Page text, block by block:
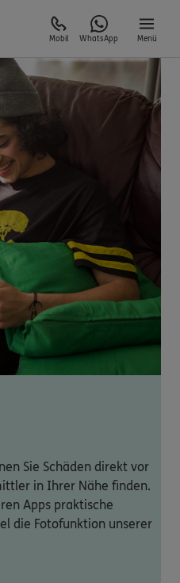
Mobil WhatsApp Menü
Sie Schäden direkt vor
in Ihrer Nähe finden.
Apps praktische
die Fotofunktion unserer